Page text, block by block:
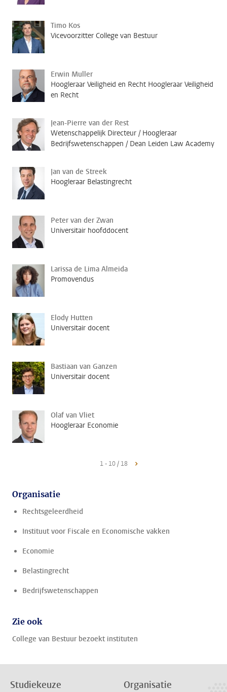
Timo Kos
Vicevoorzitter College van Bestuur
Erwin Muller
Hoogleraar Veiligheid en Recht Hoogleraar Veiligheid
en Recht
Jean-Pierre van der Rest
Wetenschappelijk Directeur / Hoogleraar
Bedrijfswetenschappen / Dean Leiden Law Academy
Jan van de Streek
Hoogleraar Belastingrecht
Peter van der Zwan
Universitair hoofddocent
Larissa de Lima Almeida
Promovendus
Elody Hutten
Universitair docent
Bastiaan van Ganzen
Universitair docent
Olaf van Vliet
Hoogleraar Economie
1 - 10 / 18
Organisatie
Rechtsgeleerdheid
Instituut voor Fiscale en Economische vakken
Economie
Belastingrecht
Bedrijfswetenschappen
Zie ook
College van Bestuur bezoekt instituten
Studiekeuze Organisatie